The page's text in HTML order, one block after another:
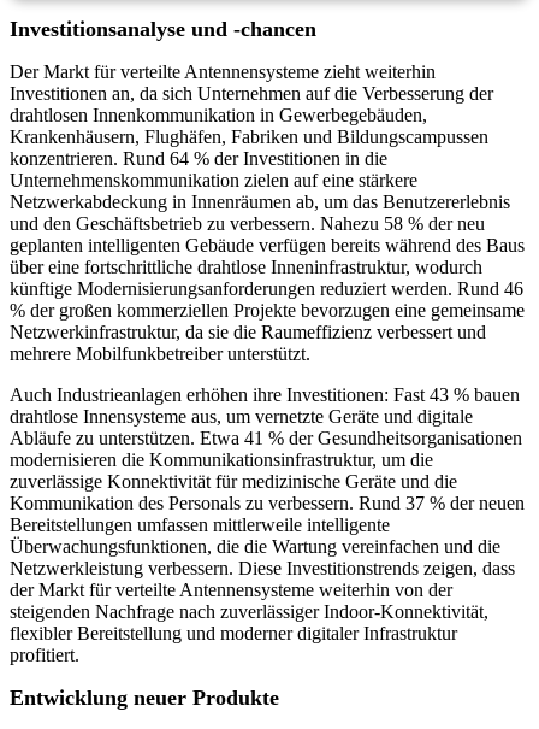
Investitionsanalyse und -chancen
Der Markt für verteilte Antennensysteme zieht weiterhin
Investitionen an, da sich Unternehmen auf die Verbesserung der
drahtlosen Innenkommunikation in Gewerbegebäuden,
Krankenhäusern, Flughäfen, Fabriken und Bildungscampussen
konzentrieren. Rund 64 % der Investitionen in die
Unternehmenskommunikation zielen auf eine stärkere
Netzwerkabdeckung in Innenräumen ab, um das Benutzererlebnis
und den Geschäftsbetrieb zu verbessern. Nahezu 58 % der neu
geplanten intelligenten Gebäude verfügen bereits während des Baus
über eine fortschrittliche drahtlose Inneninfrastruktur, wodurch
künftige Modernisierungsanforderungen reduziert werden. Rund 46
% der großen kommerziellen Projekte bevorzugen eine gemeinsame
Netzwerkinfrastruktur, da sie die Raumeffizienz verbessert und
mehrere Mobilfunkbetreiber unterstützt.
Auch Industrieanlagen erhöhen ihre Investitionen: Fast 43 % bauen
drahtlose Innensysteme aus, um vernetzte Geräte und digitale
Abläufe zu unterstützen. Etwa 41 % der Gesundheitsorganisationen
modernisieren die Kommunikationsinfrastruktur, um die
zuverlässige Konnektivität für medizinische Geräte und die
Kommunikation des Personals zu verbessern. Rund 37 % der neuen
Bereitstellungen umfassen mittlerweile intelligente
Überwachungsfunktionen, die die Wartung vereinfachen und die
Netzwerkleistung verbessern. Diese Investitionstrends zeigen, dass
der Markt für verteilte Antennensysteme weiterhin von der
steigenden Nachfrage nach zuverlässiger Indoor-Konnektivität,
flexibler Bereitstellung und moderner digitaler Infrastruktur
profitiert.
Entwicklung neuer Produkte